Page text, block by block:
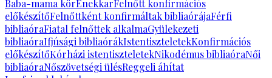
Baba-mama körÉnekkarFelnőtt konfirmációs
előkészítőFelnőttként konfirmáltak bibliaórájaFérfi
bibliaóraFiatal felnőttek alkalmaGyülekezeti
bibliaóraIfjúsági bibliaórákIstentiszteletekKonfirmációs
előkészítőKórházi istentiszteletekNikodémus bibliaóraNői
bibliaóraNőszövetségi ülésReggeli áhítat